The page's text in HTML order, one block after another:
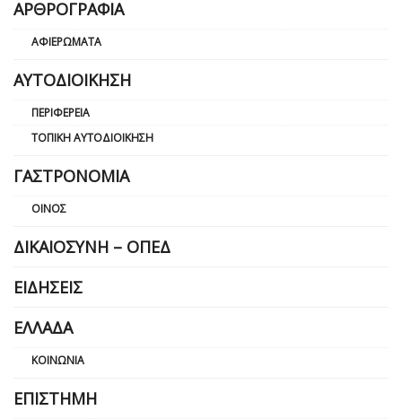
ΑΡΘΡΟΓΡΑΦΊΑ
ΑΦΙΕΡΏΜΑΤΑ
ΑΥΤΟΔΙΟΊΚΗΣΗ
ΠΕΡΙΦΈΡΕΙΑ
ΤΟΠΙΚΉ ΑΥΤΟΔΙΟΊΚΗΣΗ
ΓΑΣΤΡΟΝΟΜΊΑ
ΟΊΝΟΣ
ΔΙΚΑΙΟΣΎΝΗ – ΟΠΕΔ
ΕΙΔΉΣΕΙΣ
ΕΛΛΆΔΑ
ΚΟΙΝΩΝΊΑ
ΕΠΙΣΤΉΜΗ